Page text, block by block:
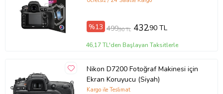
%13 499,90 TL 432,90 TL
46,17 TL'den Başlayan Taksitlerle
Nikon D7200 Fotoğraf Makinesi için
Ekran Koruyucu (Siyah)
Kargo ile Teslimat